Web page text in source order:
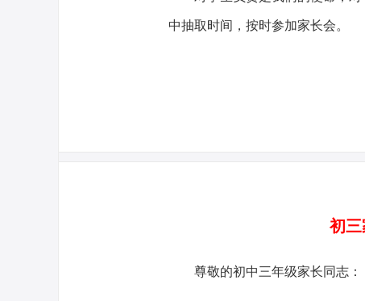
中抽取时间，按时参加家长会。
初
尊敬的初中三年级家长同志：